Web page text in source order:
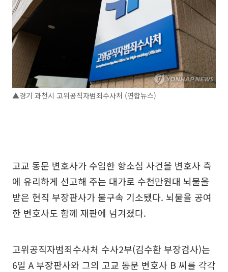
▲경기 과천시 고위공직자범죄수사처 (연합뉴스)
고교 동문 변호사가 수임한 항소심 사건을 변호사 측
에 유리하게 선고해 주는 대가로 수천만원대 뇌물을
받은 현직 부장판사가 불구속 기소됐다. 뇌물을 공여
한 변호사도 함께 재판에 넘겨졌다.
고위공직자범죄수사처 수사2부(김수환 부장검사)는
6일 A 부장판사와 그의 고교 동문 변호사 B 씨를 각각